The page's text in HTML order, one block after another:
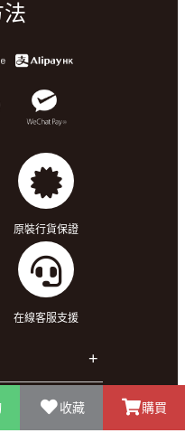
收藏 購買
原裝行貨保證
在線客服支援